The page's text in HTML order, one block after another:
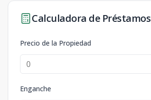
Calculadora de Préstamos
Precio de la Propiedad
Enganche